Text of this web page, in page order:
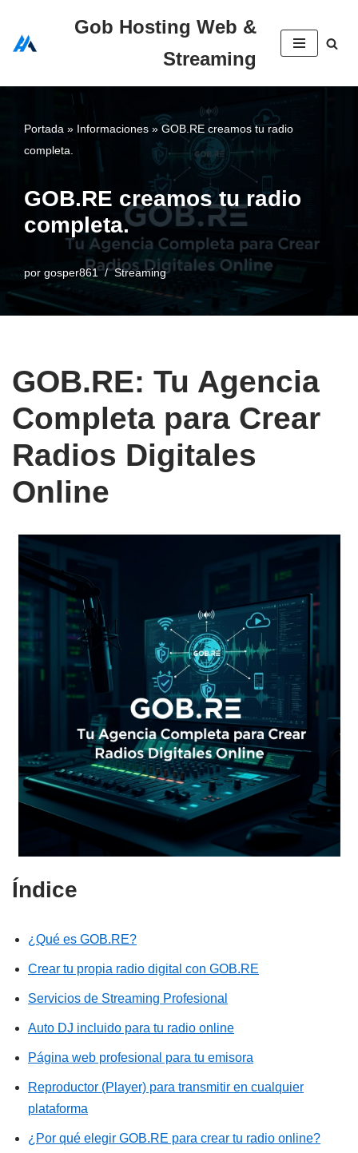
Saltar
contenido
Gob Hosting Web &
Streaming
Portada » Informaciones » GOB.RE creamos tu radio
completa.
GOB.RE creamos tu radio
completa.
por gosper861 Streaming
GOB.RE: Tu Agencia
Completa para Crear
Radios Digitales
Online
Índice
¿Qué es GOB.RE?
Crear tu propia radio digital con GOB.RE
Servicios de Streaming Profesional
Auto DJ incluido para tu radio online
Página web profesional para tu emisora
Reproductor (Player) para transmitir en cualquier
plataforma
¿Por qué elegir GOB.RE para crear tu radio online?